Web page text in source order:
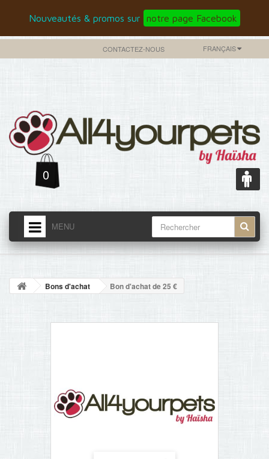
Nouveautés & promos sur notre page Facebook
FRANÇAIS
CONTACTEZ-NOUS
0
MENU
ACCUEIL
NOUVELLES
CONTACT
Bons d'achat Bon d'achat de 25 €